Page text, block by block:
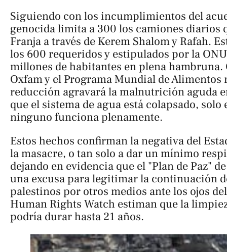
Siguiendo con los incumplimientos del
genocida limita a 300 los camiones diarios
Franja a través de Kerem Shalom y Rafah.
los 600 requeridos y estipulados por la
millones de habitantes en plena
Oxfam y el Programa Mundial de Alimentos
reducción agravará la malnutrición aguda
que el sistema de agua está colapsado,
ninguno funciona plenamente.
Estos hechos confirman la negativa del
la masacre, o tan solo a dar un mínimo
dejando en evidencia que el "Plan de Paz"
una excusa para legitimar la continuación
palestinos por otros medios ante los ojos
Human Rights Watch estiman que la
podría durar hasta 21 años.